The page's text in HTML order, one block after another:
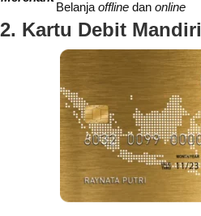
Belanja offline dan online
2. Kartu Debit